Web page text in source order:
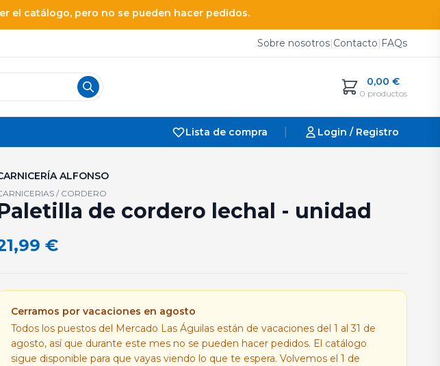
el catálogo, pero no se pueden hacer pedidos.
Sobre nosotros|Contacto| FAQs
0,00 €
0 productos
Lista de compra Login / Registro
ALFONSO
/ CORDERO
de cordero lechal - unidad
€
Cerramos por vacaciones en agosto
Todos los puestos del Mercado Las Águilas están de vacaciones del 1 al 31 de
agosto, así que durante este mes no se pueden hacer pedidos. El catálogo
sigue disponible para que vayas viendo lo que te espera. Volvemos el 1 de